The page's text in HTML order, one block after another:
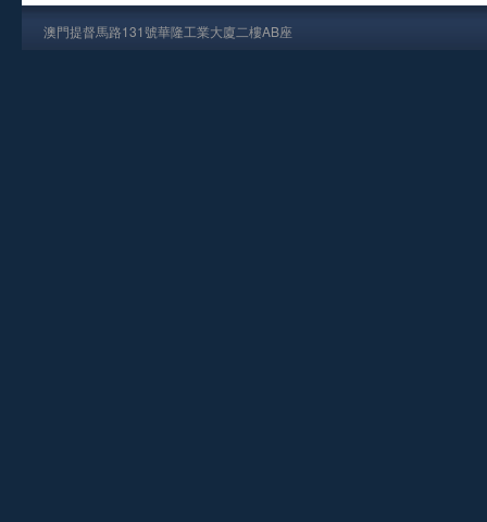
澳門提督馬路131號華隆工業大廈二樓AB座